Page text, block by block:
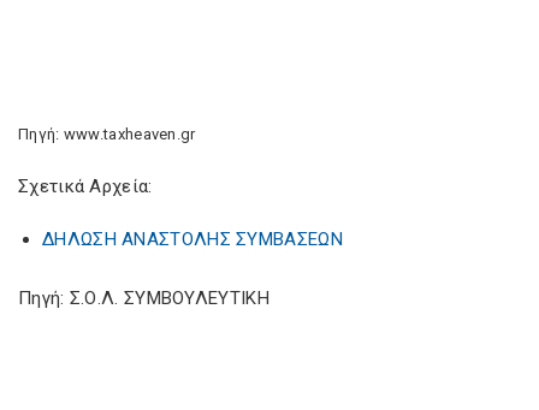
Πηγή: www.taxheaven.gr
Σχετικά Αρχεία:
ΔΗΛΩΣΗ ΑΝΑΣΤΟΛΗΣ ΣΥΜΒΑΣΕΩΝ
Πηγή: Σ.Ο.Λ. ΣΥΜΒΟΥΛΕΥΤΙΚΗ